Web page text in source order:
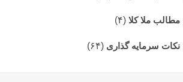
مطالب ملا کلا (۴)
نکات سرمایه گذاری (۶۴)